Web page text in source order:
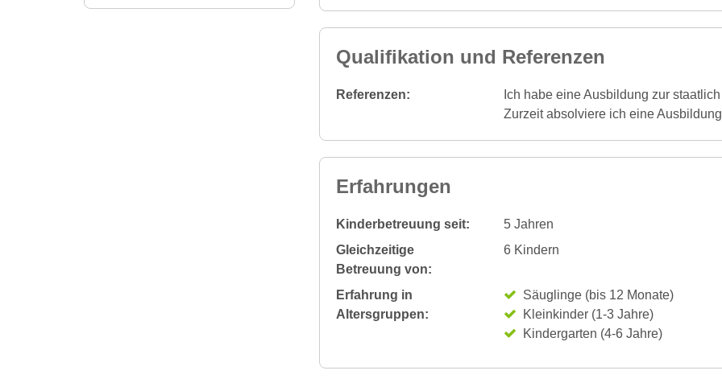
Qualifikation und Referenzen
Referenzen:
Ich habe eine Ausbildung zur
Zurzeit absolviere ich eine
Erfahrungen
Kinderbetreuung seit:
5 Jahren
Gleichzeitige
Betreuung von:
6 Kindern
Erfahrung in
Altersgruppen:
Säuglinge (bis 12 Monate)
Kleinkinder (1-3 Jahre)
Kindergarten (4-6 Jahre)